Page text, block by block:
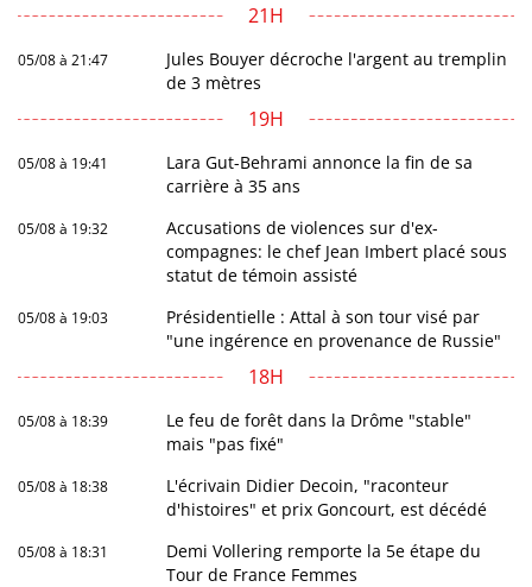
21H
05/08 à 21:47
Jules Bouyer décroche l'argent au tremplin
de 3 mètres
19H
05/08 à 19:41
Lara Gut-Behrami annonce la fin de sa
carrière à 35 ans
05/08 à 19:32
Accusations de violences sur d'ex-
compagnes: le chef Jean Imbert placé sous
statut de témoin assisté
05/08 à 19:03
Présidentielle : Attal à son tour visé par
"une ingérence en provenance de Russie"
18H
05/08 à 18:39
Le feu de forêt dans la Drôme "stable"
mais "pas fixé"
05/08 à 18:38
L'écrivain Didier Decoin, "raconteur
d'histoires" et prix Goncourt, est décédé
05/08 à 18:31
Demi Vollering remporte la 5e étape du
Tour de France Femmes